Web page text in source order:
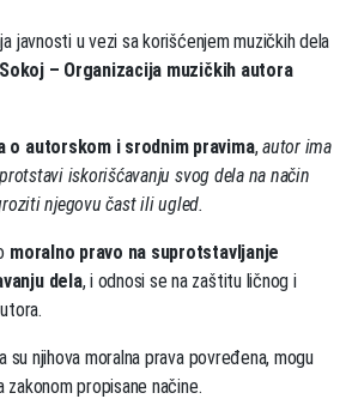
javnosti u vezi sa korišćenjem muzičkih dela
Sokoj – Organizacija muzičkih autora
o autorskom i srodnim pravima,autor ima
iskorišćavanju svog dela na način
njegovu čast ili ugled.
moralno pravo na suprotstavljanje
dela, i odnosi se na zaštitu ličnog i
su njihova moralna prava povređena, mogu
propisane načine.